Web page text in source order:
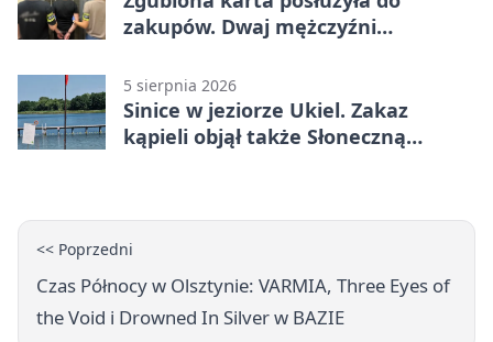
zakupów. Dwaj mężczyźni
5 sierpnia 2026
Sinice w jeziorze Ukiel. Zakaz
kąpieli objął także Słoneczną
<< Poprzedni
Czas Północy w Olsztynie: VARMIA, Three Eyes of
the Void i Drowned In Silver w BAZIE